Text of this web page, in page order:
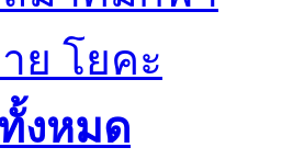
ย โยคะ
งหมด